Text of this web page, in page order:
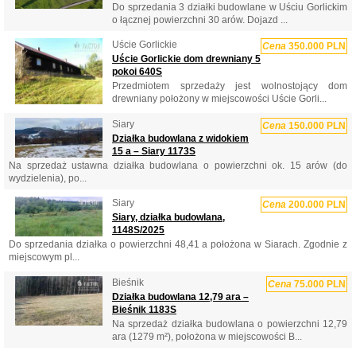
Do sprzedania 3 działki budowlane w Uściu Gorlickim
o łącznej powierzchni 30 arów. Dojazd ...
Uście Gorlickie Cena 350.000 PLN
Uście Gorlickie dom drewniany 5
pokoi 640S
Przedmiotem sprzedaży jest wolnostojący dom
drewniany położony w miejscowości Uście Gorli...
Siary Cena 150.000 PLN
Działka budowlana z widokiem
15 a – Siary 1173S
Na sprzedaż ustawna działka budowlana o powierzchni ok. 15 arów (do
wydzielenia), po...
Siary Cena 200.000 PLN
Siary, działka budowlana,
1148S/2025
Do sprzedania działka o powierzchni 48,41 a położona w Siarach. Zgodnie z
miejscowym pl...
Bieśnik Cena 75.000 PLN
Działka budowlana 12,79 ara –
Bieśnik 1183S
Na sprzedaż działka budowlana o powierzchni 12,79
ara (1279 m²), położona w miejscowości B...